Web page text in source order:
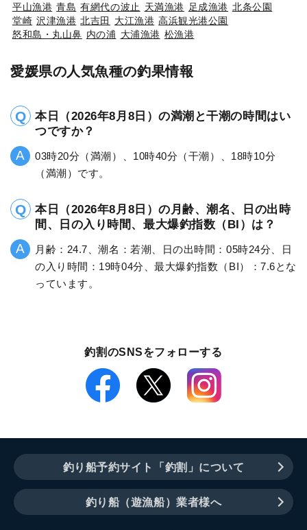
平山漁港 青島 有網代の波止 天満漁港 足成漁港 北条公園
堂崎 沢津漁港 北吉田 大江漁港 高浜観光港公園
怒和島・丸山鼻 内の浦 大浦漁港 松漁港
愛媛県の人気魚種の釣果情報
本日（2026年8月8日）の満潮と干潮の時間はい
つですか？
03時20分（満潮）、10時40分（干潮）、18時10分
（満潮）です。
本日（2026年8月8日）の月齢、潮名、日の出時
間、日の入り時間、最大爆釣指数（BI）は？
月齢：24.7、潮名：若潮、日の出時間：05時24分、日
の入り時間：19時04分、最大爆釣指数（BI）：7.6とな
っています。
釣割のSNSをフォローする
釣り船予約サイト「釣割」について
釣り船（遊漁船）業者様へ